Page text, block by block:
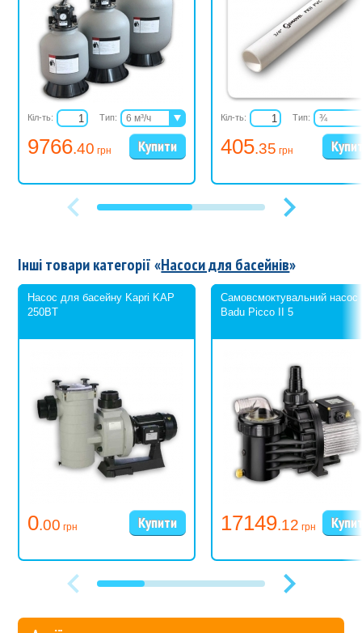
9766.40 грн
Кіл-ть: Тип:
6 м³/ч
9,4 м³/ч
13,7 м³/ч
405.35 грн
Кіл-ть: Тип:
¾
1
1½
Інші товари категорії «Насоси для басейнів»
Насос для басейну Kapri KAP
250BТ
0.00 грн
Самовсмоктувальний насос
Badu Picco II 5
17149.12 грн